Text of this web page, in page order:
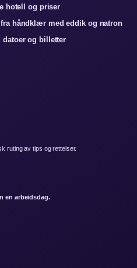
hotell og priser
håndklær med eddik og natron
datoer og billetter
ruting av tips og rettelser.
en arbeidsdag.